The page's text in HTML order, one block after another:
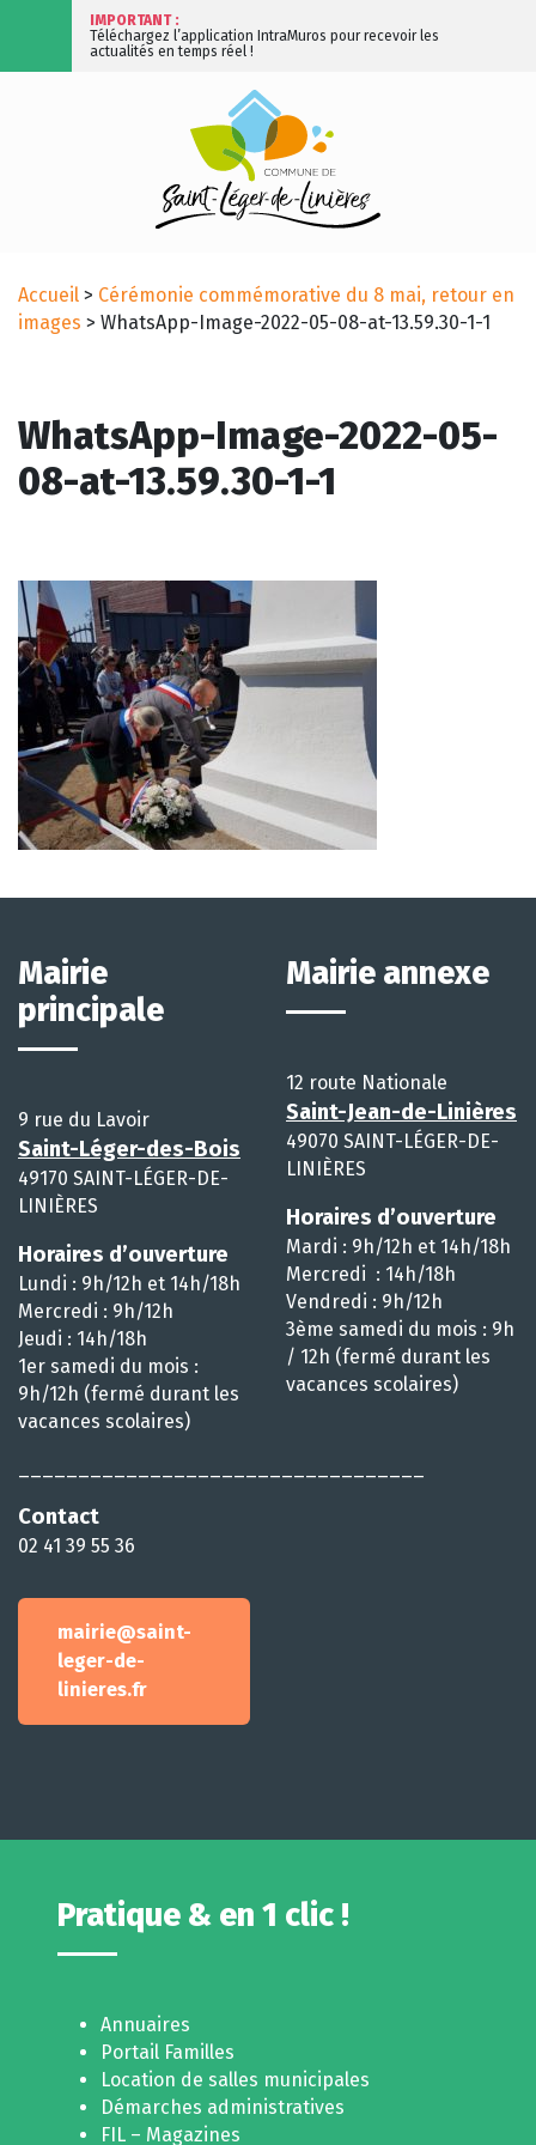
IMPORTANT :
Téléchargez l’application IntraMuros pour recevoir les
actualités en temps réel !
Accueil > Cérémonie commémorative du 8 mai, retour en
images > WhatsApp-Image-2022-05-08-at-13.59.30-1-1
WhatsApp-Image-2022-05-
08-at-13.59.30-1-1
Mairie
principale
9 rue du Lavoir
Saint-Léger-des-Bois
49170 SAINT-LÉGER-DE-
LINIÈRES
Horaires d’ouverture
Lundi : 9h/12h et 14h/18h
Mercredi : 9h/12h
Jeudi : 14h/18h
1er samedi du mois :
9h/12h (fermé durant les
vacances scolaires)
Contact
02 41 39 55 36
mairie@saint-
leger-de-
linieres.fr
Mairie annexe
12 route Nationale
Saint-Jean-de-Linières
49070 SAINT-LÉGER-DE-
LINIÈRES
Horaires d’ouverture
Mardi : 9h/12h et 14h/18h
Mercredi : 14h/18h
Vendredi : 9h/12h
3ème samedi du mois : 9h
/ 12h (fermé durant les
vacances scolaires)
Pratique & en 1 clic !
Annuaires
Portail Familles
Location de salles municipales
Démarches administratives
FIL – Magazines